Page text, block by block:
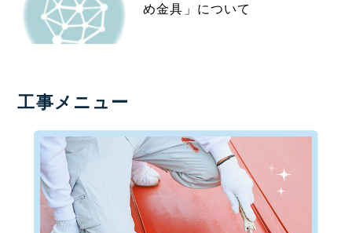
め金具」について
工事メニュー